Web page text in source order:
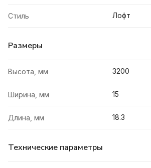
Стиль Лофт
Размеры
Высота, мм 3200
Ширина, мм 15
Длина, мм 18.3
Технические параметры